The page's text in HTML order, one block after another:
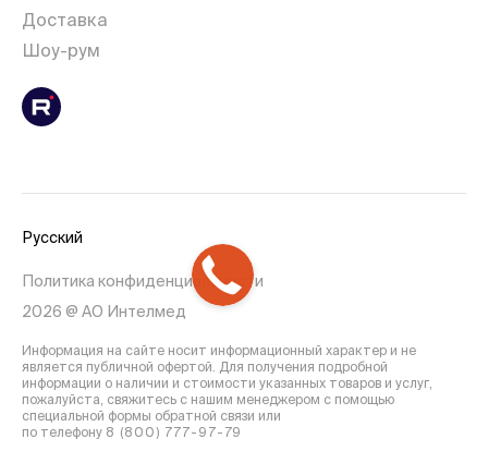
Доставка
Шоу-рум
Русский
Политика конфиденциальности
2026 @ АО Интелмед
Информация на сайте носит информационный характер и не
является публичной офертой. Для получения подробной
информации о наличии и стоимости указанных товаров и услуг,
пожалуйста, свяжитесь с нашим менеджером с помощью
специальной формы обратной связи или
по телефону 8 (800) 777-97-79